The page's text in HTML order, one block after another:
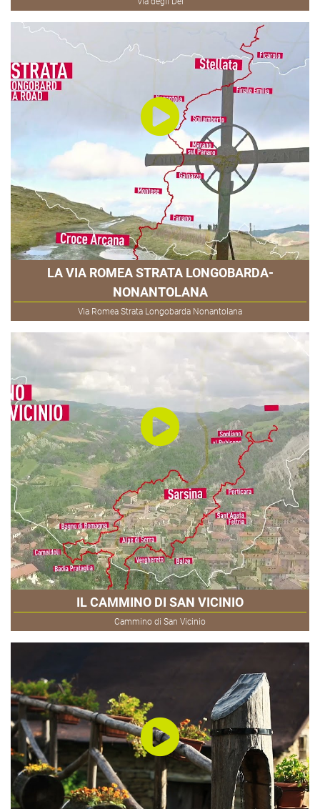
LA VIA ROMEA STRATA LONGOBARDA-
NONANTOLANA
Via Romea Strata Longobarda Nonantolana
IL CAMMINO DI SAN VICINIO
Cammino di San Vicinio